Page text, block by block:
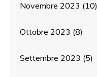
Novembre 2023 (10)
Ottobre 2023 (8)
Settembre 2023 (5)